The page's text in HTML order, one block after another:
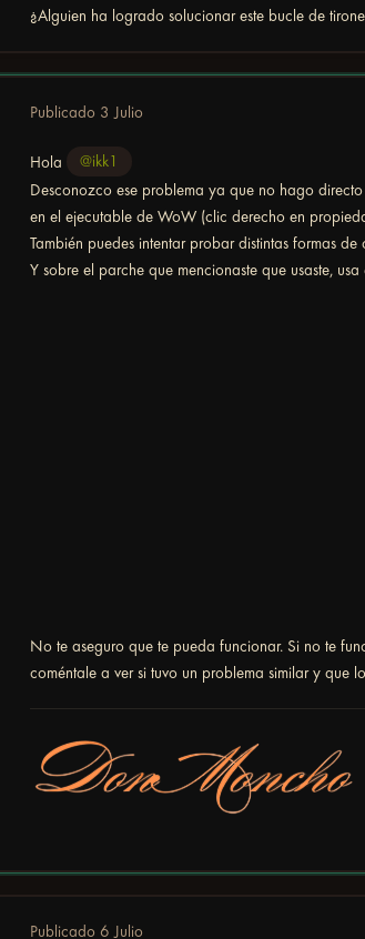
¿Alguien ha logrado solucionar este bucle de
Publicado 3 Julio
Hola
@ikk1
Desconozco ese problema ya que no hago
en el ejecutable de WoW (clic derecho en
También puedes intentar probar distintas formas
Y sobre el parche que mencionaste que usaste, usa
No te aseguro que te pueda funcionar. Si no te
coméntale a ver si tuvo un problema similar y que
Publicado6 Julio